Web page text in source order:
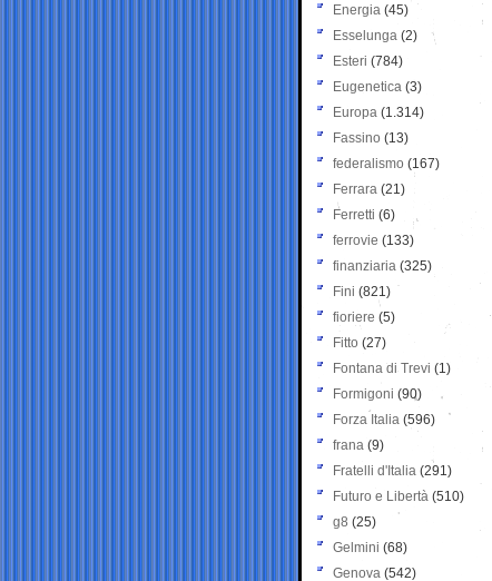
Energia (45)
Esselunga (2)
Esteri (784)
Eugenetica (3)
Europa (1.314)
Fassino (13)
federalismo (167)
Ferrara (21)
Ferretti (6)
ferrovie (133)
finanziaria (325)
Fini (821)
fioriere (5)
Fitto (27)
Fontana di Trevi (1)
Formigoni (90)
Forza Italia (596)
frana (9)
Fratelli d'Italia (291)
Futuro e Libertà (510)
g8 (25)
Gelmini (68)
Genova (542)